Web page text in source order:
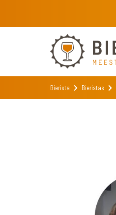
Bierista Bieristas